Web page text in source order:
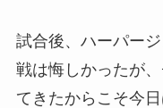
試合後、ハーパー
戦は悔しかったが
てきたからこそ今